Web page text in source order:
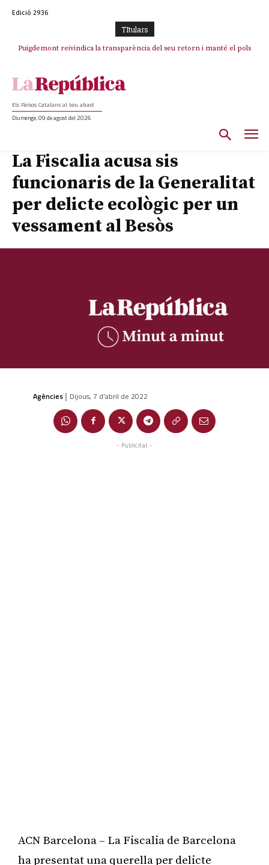
Edició 2936
TItulars
Puigdemont reivindica la transparència del seu retorn i manté el pols
Els Països Catalans al teu abast
Diumenge, 09 de agost del 2026
La Fiscalia acusa sis
funcionaris de la Generalitat
per delicte ecològic per un
vessament al Besòs
Agències | Dijous, 7 d'abril de 2022
- Publicitat -
ACN Barcelona – La Fiscalia de Barcelona
ha presentat una querella per delicte